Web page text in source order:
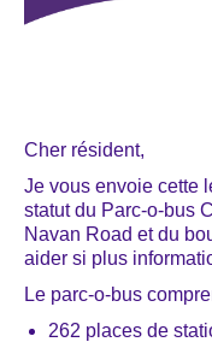
Cher résident,
Je vous envoie cette
statut du Parc-o-bus
Navan Road et du
aider si plus
Le parc-o-bus
262 places de